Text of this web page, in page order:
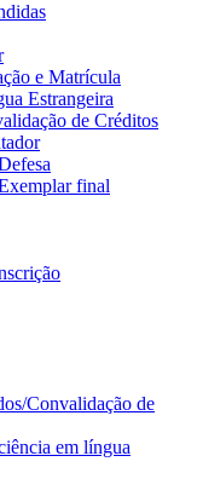
e Matrícula
Estrangeira
de Créditos
final
Convalidação de
em língua